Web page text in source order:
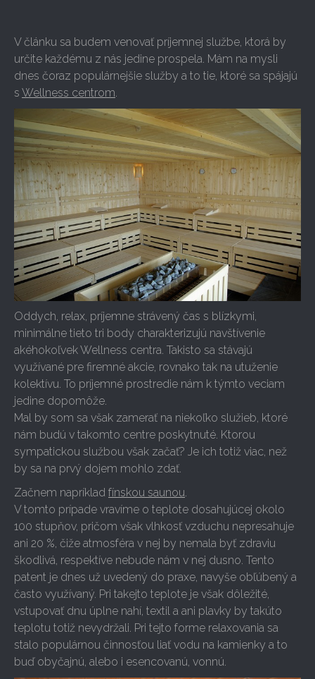
V článku sa budem venovať príjemnej službe, ktorá by
určite každému z nás jedine prospela. Mám na mysli
dnes čoraz populárnejšie služby a to tie, ktoré sa spájajú
s Wellness centrom
Oddych, relax, príjemne strávený čas s blízkymi,
minimálne tieto tri body charakterizujú navštívenie
akéhokoľvek Wellness centra. Takisto sa stávajú
využívané pre firemné akcie, rovnako tak na utuženie
kolektívu. To príjemné prostredie nám k týmto veciam
jedine dopomôže.
Mal by som sa však zamerať na niekoľko služieb, ktoré
nám budú v takomto centre poskytnuté. Ktorou
sympatickou službou však začať? Je ich totiž viac, než
by sa na prvý dojem mohlo zdať.
Začnem napríklad fínskou saunou
V tomto prípade vravíme o teplote dosahujúcej okolo
100 stupňov, pričom však vlhkosť vzduchu nepresahuje
ani 20 %, čiže atmosféra v nej by nemala byť zdraviu
škodlivá, respektíve nebude nám v nej dusno. Tento
patent je dnes už uvedený do praxe, navyše obľúbený a
často využívaný. Pri takejto teplote je však dôležité,
vstupovať dnu úplne nahí, textil a ani plavky by takúto
teplotu totiž nevydržali. Pri tejto forme relaxovania sa
stalo populárnou činnosťou liať vodu na kamienky a to
buď obyčajnú, alebo i esencovanú, vonnú.